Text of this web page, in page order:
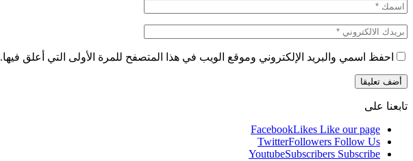
احفظ اسمي والبريد الإلكتروني وموقع الويب في هذا المتصفح للمرة الأولى التي أعلق فيها.
تابعنا على
FacebookLikes Like our page
TwitterFollowers Follow Us
YoutubeSubscribers Subscribe